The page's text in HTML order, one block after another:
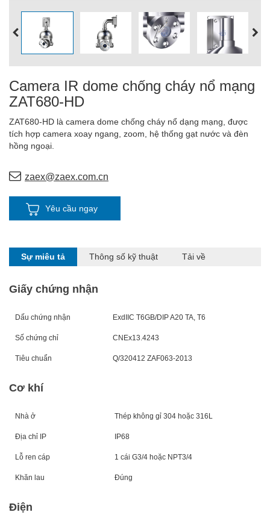
Camera IR dome chống cháy nổ mạng
ZAT680-HD
ZAT680-HD là camera dome chống cháy nổ dạng mạng, được
tích hợp camera xoay ngang, zoom, hệ thống gạt nước và đèn
hồng ngoại.
zaex@zaex.com.cn
Yêu cầu ngay
Sự miêu tả Thông số kỹ thuật Tải về
Giấy chứng nhận
Dấu chứng nhận ExdIIC T6GB/DIP A20 TA, T6
Số chứng chỉ CNEx13.4243
Tiêu chuẩn Q/320412 ZAF063-2013
Cơ khí
Nhà ở Thép không gỉ 304 hoặc 316L
Địa chỉ IP IP68
Lỗ ren cáp 1 cái G3/4 hoặc NPT3/4
Khăn lau Đúng
Điện